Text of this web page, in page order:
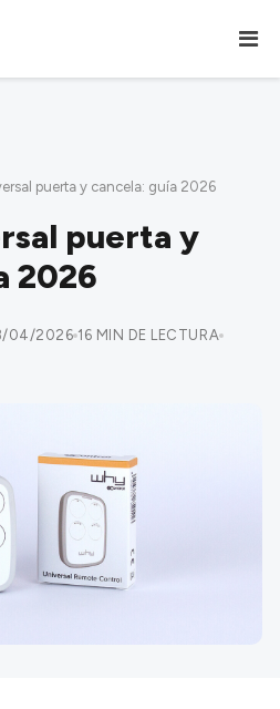
puerta y cancela: guía 2026
puerta y
2026
04/2026 16 MIN DE LECTURA